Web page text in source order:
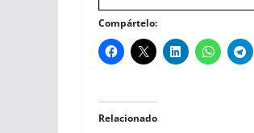
Compártelo:
Relacionado